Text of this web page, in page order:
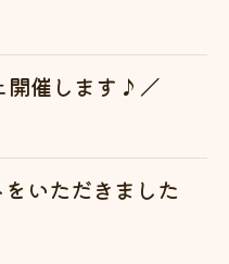
開催します♪／
いただきました